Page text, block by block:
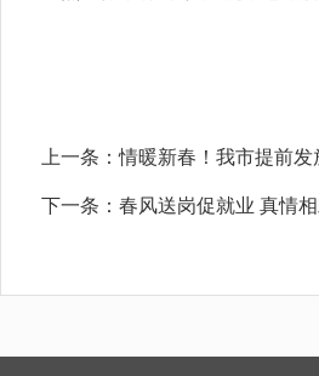
上一条：情暖新春！我市提前发
下一条： 春风送岗促就业 真情